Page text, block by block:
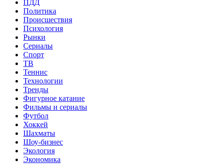
ПДД
Политика
Происшествия
Психология
Рынки
Сериалы
Спорт
ТВ
Теннис
Технологии
Тренды
Фигурное катание
Фильмы и сериалы
Футбол
Хоккей
Шахматы
Шоу-бизнес
Экология
Экономика